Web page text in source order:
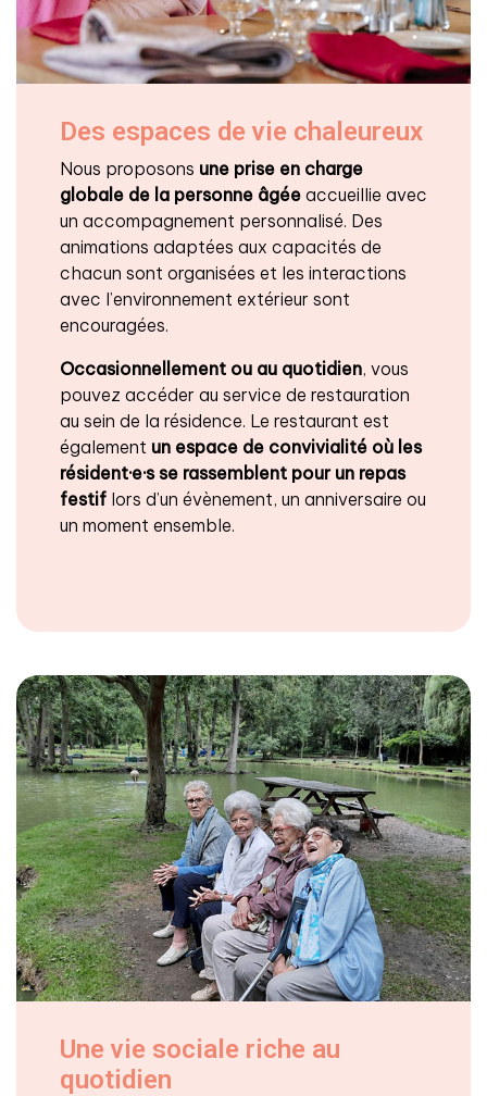
Des espaces de vie chaleureux
Nous proposons une prise en charge
globale de la personne âgée accueillie avec
un accompagnement personnalisé. Des
animations adaptées aux capacités de
chacun sont organisées et les interactions
avec l’environnement extérieur sont
encouragées.
Occasionnellement ou au quotidien, vous
pouvez accéder au service de restauration
au sein de la résidence. Le restaurant est
également un espace de convivialité où les
résident·e·s se rassemblent pour un repas
festif lors d’un évènement, un anniversaire ou
un moment ensemble.
Une vie sociale riche au
quotidien